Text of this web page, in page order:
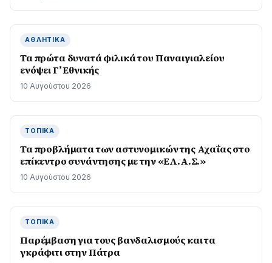
ΑΘΛΗΤΙΚΆ
Τα πρώτα δυνατά φιλικά του Παναιγιαλείου
ενόψει Γ’ Εθνικής
10 Αυγούστου 2026
ΤΟΠΙΚΆ
Τα προβλήματα των αστυνομικών της Αχαΐας στο
επίκεντρο συνάντησης με την «ΕΛ.Α.Σ.»
10 Αυγούστου 2026
ΤΟΠΙΚΆ
Παρέμβαση για τους βανδαλισμούς και τα
γκράφιτι στην Πάτρα